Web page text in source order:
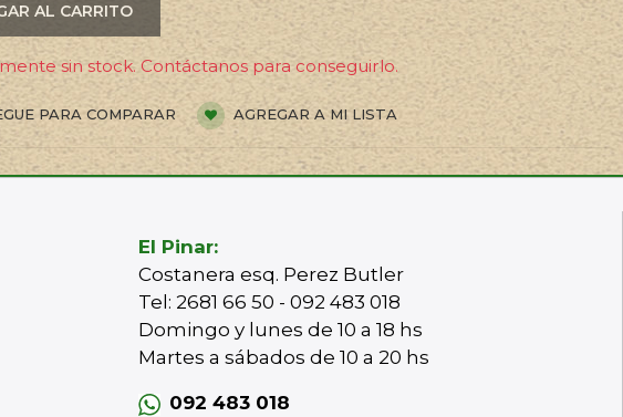
AL CARRITO
sin stock. Contáctanos para conseguirlo.
PARA COMPARAR AGREGAR A MI LISTA
El Pinar:
Costanera esq. Perez Butler
Tel: 2681 66 50 - 092 483 018
Domingo y lunes de 10 a 18 hs
Martes a sábados de 10 a 20 hs
092 483 018